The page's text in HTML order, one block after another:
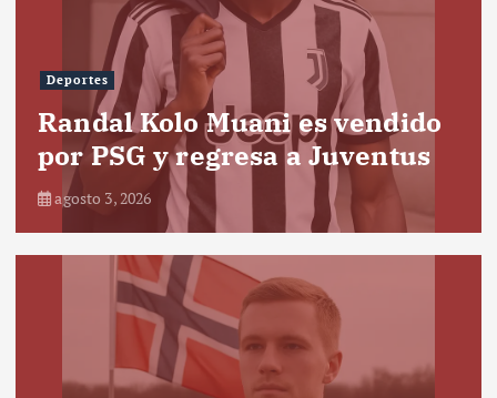
Deportes
Randal Kolo Muani es vendido
por PSG y regresa a Juventus
agosto 3, 2026